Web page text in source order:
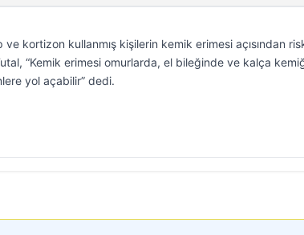
ve kortizon kullanmış kişilerin kemik erimesi açısından
“Kemik erimesi omurlarda, el bileğinde ve kalça
yol açabilir” dedi.